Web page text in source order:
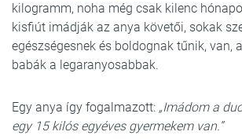
kilogramm, noha még csak kilenc
kisfiút imádják az anya követői, sokak
egészségesnek és boldognak tűnik, van,
babák a legaranyosabbak.
Egy anya így fogalmazott: „Imádom a
egy 15 kilós egyéves gyermekem van.”